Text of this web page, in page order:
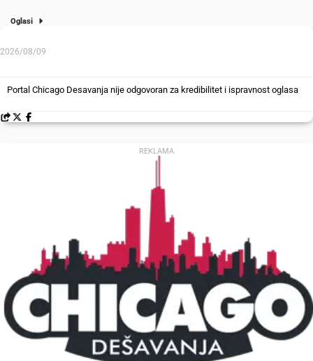
Oglasi
Portal Chicago Desavanja nije odgovoran za kredibilitet i ispravnost oglasa
2026/08/09
REKLAMA